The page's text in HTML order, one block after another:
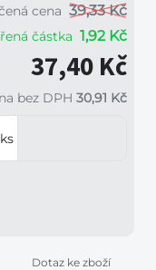
cena 39,33 Kč
částka 1,92 Kč
37,40 Kč
bez DPH 30,91 Kč
ks
Dotaz ke zboží